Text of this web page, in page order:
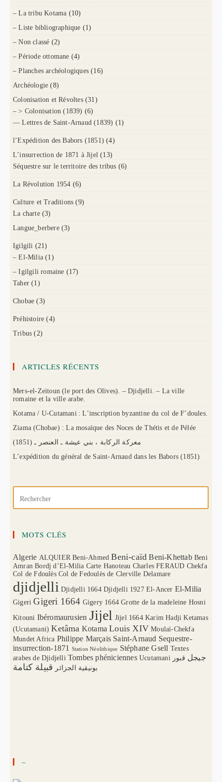
– La tribu Kotama (10)
– Liste bibliographique (1)
– Non classé (2)
– Période ottomane (4)
– Planches archéologiques (16)
Archéologie (8)
Colonisation et Révoltes (31)
– > Colonisation (1839) (6)
— Lettres de Saint-Arnaud (1839) (1)
l’Expédition des Babors (1851) (4)
L’insurrection de 1871 à Jijel (13)
Séquestre sur le territoire des tribus (6)
La Révolution 1954 (6)
Culture et Traditions (9)
La charte (3)
Langue_berbere (3)
Igilgili (21)
– El-Milia (1)
– Igilgili romaine (17)
Taher (1)
Chobae (3)
Préhistoire (4)
Tribus (2)
ARTICLES RÉCENTS
Mers-el-Zeitoun (le port des Olives). – Djidjelli. – La ville
romaine et la ville arabe.
Kotama / U-Cutamani : L’inscription byzantine du col de F’doules.
Ziama (Chobae) : La mosaïque des Noces de Thétis et de Pélée
(1851) معركة الركابة ، بني عيشة ـ العنصر ـ
L’expédition du général de Saint-Arnaud dans les Babors (1851)
MOTS CLÉS
Algerie ALQUIER Beni-Ahmed Beni-caïd Beni-Khettab Beni
Amran Bordj d’El-Milia Carte Hanoteau Charles FERAUD Chekfa
Col de Fdoulès Col de Fedoulès de Clerville Delamare
djidjelli Djidjelli 1664 Djidjelli 1927 El-Ancer El-Milia
Gigeri Gigeri 1664 Gigery 1664 Grotte de la madeleine Hosni
Kitouni Ibéromaurusien Jijel Jijel 1664 Karim Hadji Ketamas
(Ucutamani) Ketâma Kotama Louis XIV Moulaï-Chekfa
Mundet Africa Philippe Marçais Saint-Arnaud Sequestre-
insurrection-1871
Station Néolithique Stéphane Gsell Textes
arabes de Djidjelli Tombes phéniciennes Ucutamani جيجل قبور
بونيقية الجزائر قبيلة كتامة
–